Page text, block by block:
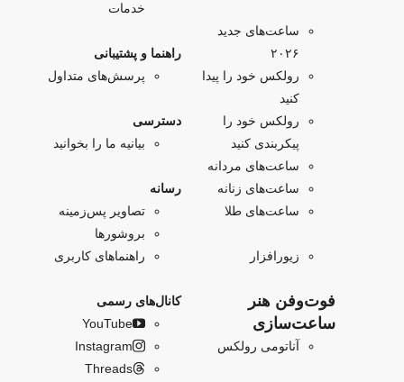
ساعت‌های جدید
۲۰۲۶
رولکس خود را پیدا
کنید
رولکس خود را
پیکربندی کنید
ساعت‌های مردانه
ساعت‌های زنانه
ساعت‌های طلا
زیورافزار
فو‌‌ت‌وفن هنر
ساعت‌سازی
آناتومی رولکس
خدمات
راهنما و پشتیبانی
پرسش‌های متداول
دسترسی
بیانیه ما را بخوانید
رسانه
تصاویر پس‌زمینه
بروشورها
راهنماهای کاربری
کانال‌های رسمی
YouTube
Instagram
Threads